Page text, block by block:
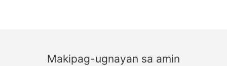
Makipag-ugnayan sa amin